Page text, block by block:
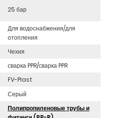
25 бар
Для водоснабжения/для
отопления
Чехия
сварка PPR/сварка PPR
FV-Plast
Серый
Полипропиленовые трубы и